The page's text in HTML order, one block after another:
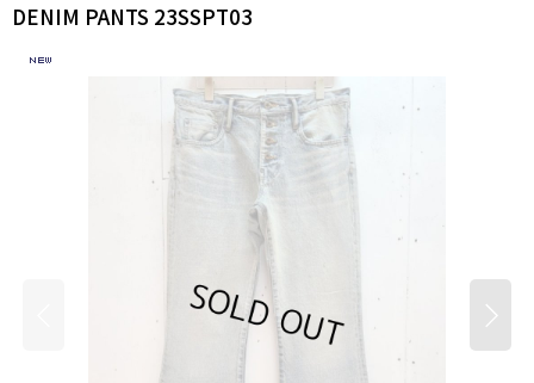
DENIM PANTS 23SSPT03